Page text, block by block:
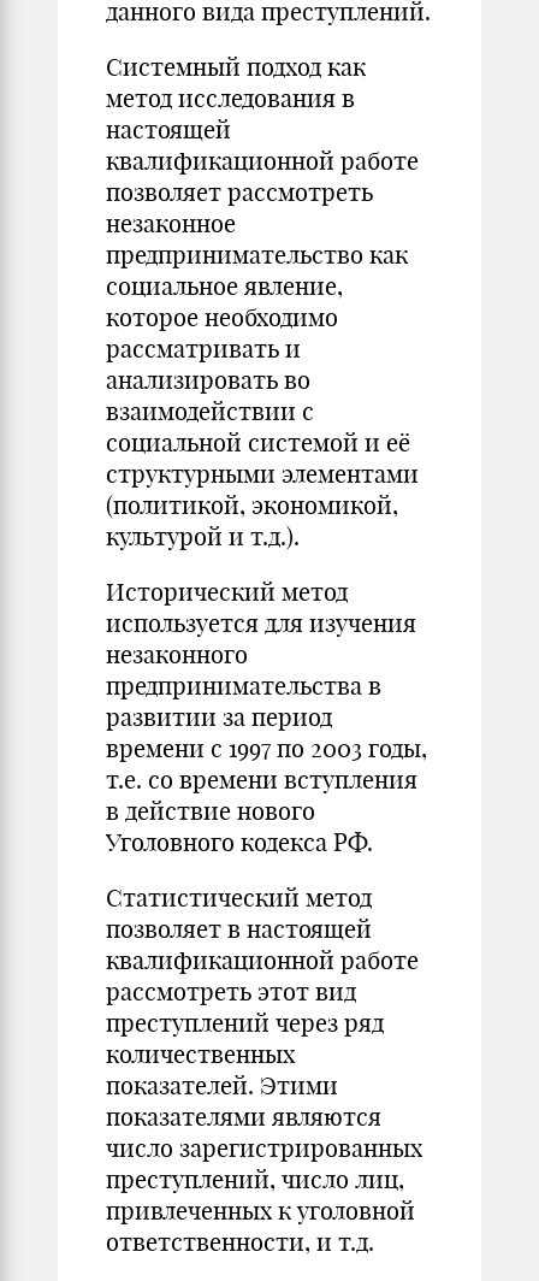
данного вида преступлений.
Системный подход как
метод исследования в
настоящей
квалификационной работе
позволяет рассмотреть
незаконное
предпринимательство как
социальное явление,
которое необходимо
рассматривать и
анализировать во
взаимодействии с
социальной системой и её
структурными элементами
(политикой, экономикой,
культурой и т.д.).
Исторический метод
используется для изучения
незаконного
предпринимательства в
развитии за период
времени с 1997 по 2003 годы,
т.е. со времени вступления
в действие нового
Уголовного кодекса РФ.
Статистический метод
позволяет в настоящей
квалификационной работе
рассмотреть этот вид
преступлений через ряд
количественных
показателей. Этими
показателями являются
число зарегистрированных
преступлений, число лиц,
привлеченных к уголовной
ответственности, и т.д.